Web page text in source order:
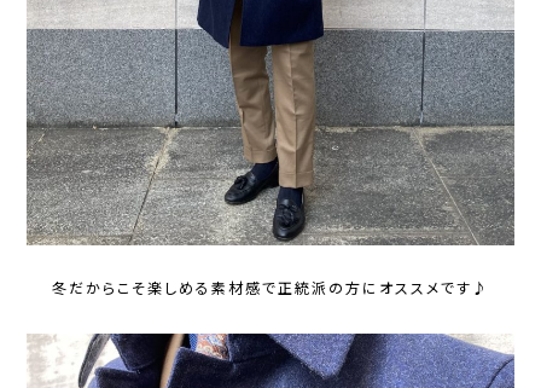
冬だからこそ楽しめる素材感で正統派の方にオススメです♪